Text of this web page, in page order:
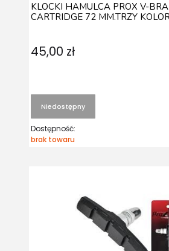
KLOCKI HAMULCA PROX V-
CARTRIDGE 72 MM.TRZY
45,00 zł
Niedostępny
Dostępność:
brak towaru